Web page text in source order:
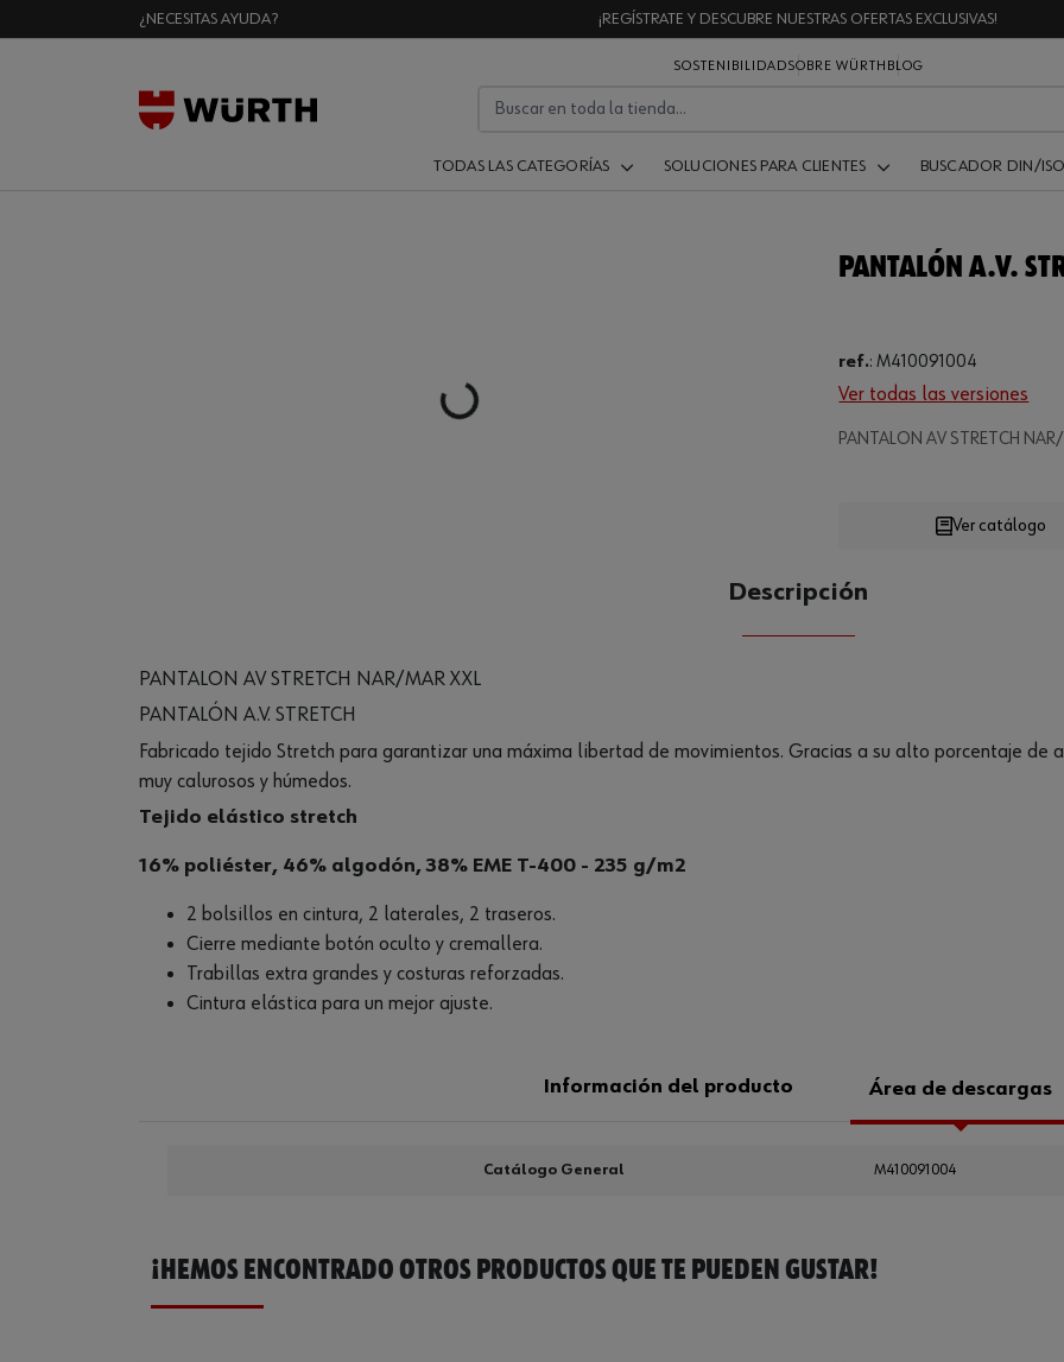
¿NECESITAS AYUDA? ¡REGÍSTRATE Y DESCUBRE NUESTRAS OFERTAS EXCLUSIVAS!
SOSTENIBILIDADSOBRE WÜRTH BLOG
TODAS LAS CATEGORÍAS SOLUCIONES PARA CLIENTES BUSCADOR DIN/ISO
Loading...
PANTALÓN A.V.
ref.:M410091004
Ver todas las versiones
PANTALON AV STRETCH
CANTIDAD
Ver catálogo
Descripción
PANTALON AV STRETCH NAR/MAR XXL
PANTALÓN A.V. STRETCH
Fabricado tejido Stretch para garantizar una máxima libertad de movimientos. Gracias a su alto porcentaje de
muy calurosos y húmedos.
Tejido elástico stretch
16% poliéster, 46% algodón, 38% EME T-400 - 235 g/m2
2 bolsillos en cintura, 2 laterales, 2 traseros.
Cierre mediante botón oculto y cremallera.
Trabillas extra grandes y costuras reforzadas.
Cintura elástica para un mejor ajuste.
Información del producto Área de descargas
Catálogo General M410091004
¡HEMOS ENCONTRADO OTROS PRODUCTOS QUE TE PUEDEN GUSTAR!